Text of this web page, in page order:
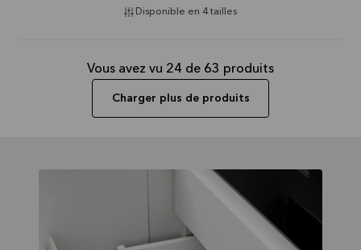
Disponible en 4 tailles
Vous avez vu 24 de 63 produits
Charger plus de produits